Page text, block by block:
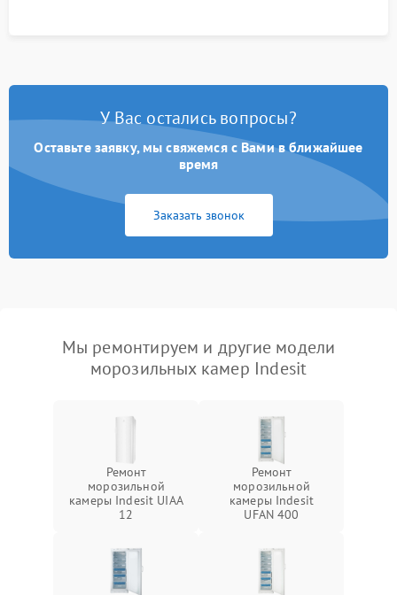
У Вас остались вопросы?
Оставьте заявку, мы свяжемся с Вами в ближайшее
время
Заказать звонок
Мы ремонтируем и другие модели
морозильных камер Indesit
Ремонт
морозильной
камеры Indesit UIAA
12
Ремонт
морозильной
камеры Indesit
UFAN 400